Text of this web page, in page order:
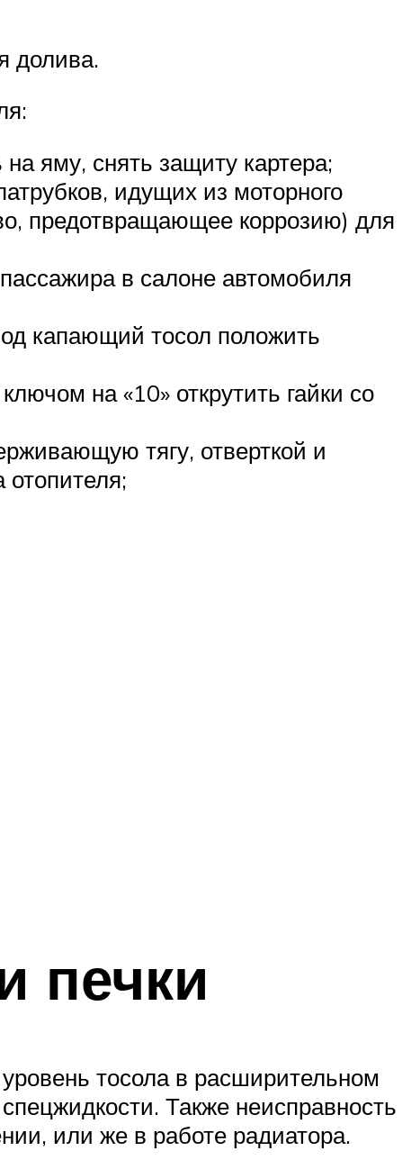
долива.
яму, снять защиту картера;
идущих из моторного
предотвращающее коррозию) для
в салоне автомобиля
капающий тосол положить
на «10» открутить гайки со
тягу, отверткой и
отопителя;
печки
тосола в расширительном
Также неисправность
или же в работе радиатора.